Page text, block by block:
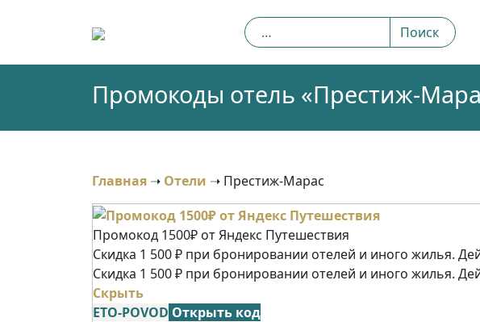
Найти: Поиск
Промокоды отель «Престиж-
Главная ➝ Отели ➝ Престиж-Марас
Промокод 1500₽ от Яндекс Путешествия
Скидка 1 500 ₽ при бронировании отелей и иного жилья.
Скидка 1 500 ₽ при бронировании отелей и иного жилья.
Скрыть
ETO-POVOD Открыть код